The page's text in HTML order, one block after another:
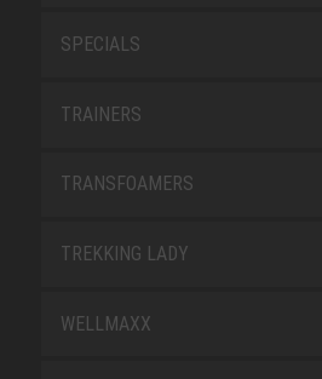
SPECIALS
TRAINERS
TRANSFOAMERS
TREKKING LADY
WELLMAXX